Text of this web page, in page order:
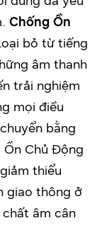
Chống Ồn
bỏ từ tiếng
âm thanh
trải nghiệm
mọi điều
bằng
Chủ Động
thiểu
giao thông ở
âm cân